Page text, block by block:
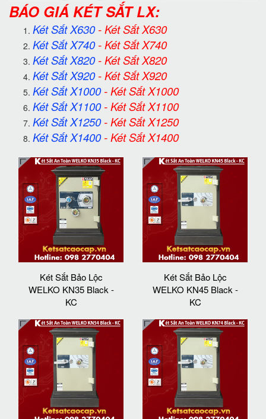
BÁO GIÁ KÉT SẮT LX:
Két Sắt X630-Két Sắt X630
Két Sắt X740-Két Sắt X740
Két Sắt X820-Két Sắt X820
Két Sắt X920-Két Sắt X920
Két Sắt X1000-Két Sắt X1000
Két Sắt X1100-Két Sắt X1100
Két Sắt X1250-Két Sắt X1250
Két Sắt X1400-Két Sắt X1400
Két Sắt Bảo Lộc
WELKO KN35 Black -
KC
Két Sắt Bảo Lộc
WELKO KN45 Black -
KC